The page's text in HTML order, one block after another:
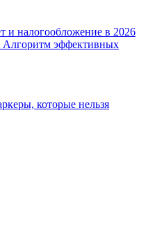
и налогообложение в 2026
Алгоритм эффективных
которые нельзя